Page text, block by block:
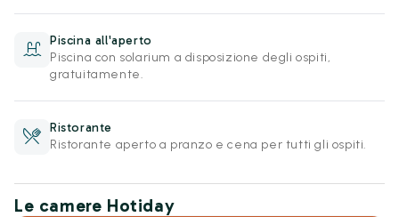
Piscina all'aperto
Piscina con solarium a disposizione degli ospiti,
gratuitamente.
Ristorante
Ristorante aperto a pranzo e cena per tutti gli ospiti.
Le camere Hotiday